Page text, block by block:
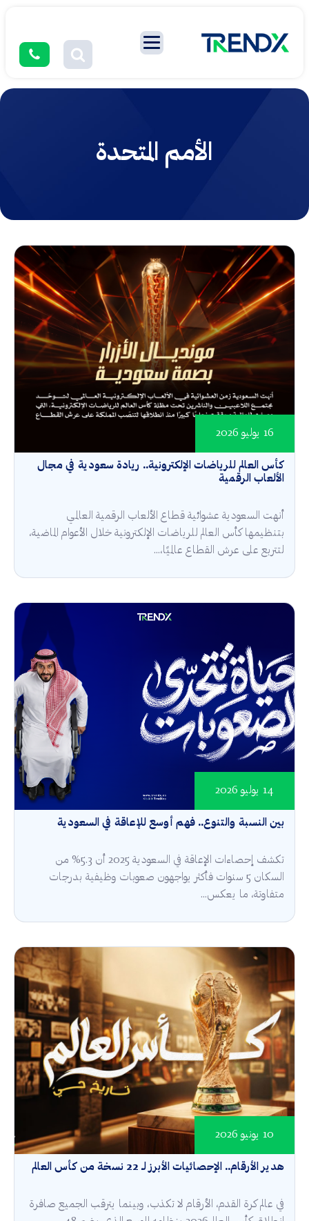
الأمم المتحدة
كأس العالم للرياضات الإلكترونية.. ريادة سعودية في مجال
الألعاب الرقمية
16 يوليو 2026
أنهت السعودية عشوائية قطاع الألعاب الرقمية العالمي
بتنظيمها كأس العالم للرياضات الإلكترونية خلال الأعوام الماضية،
لتتربع على عرش القطاع عالميًا،...
بين النسبة والتنوع.. فهم أوسع للإعاقة في السعودية
14 يوليو 2026
تكشف إحصاءات الإعاقة في السعودية 2025 أن 5.3% من
السكان 5 سنوات فأكثر يواجهون صعوبات وظيفية بدرجات
متفاوتة، ما يعكس...
هدير الأرقام.. الإحصائيات الأبرز لـ 22 نسخة من كأس العالم
10 يونيو 2026
في عالم كرة القدم، الأرقام لا تكذب، وبينما يترقب الجميع صافرة